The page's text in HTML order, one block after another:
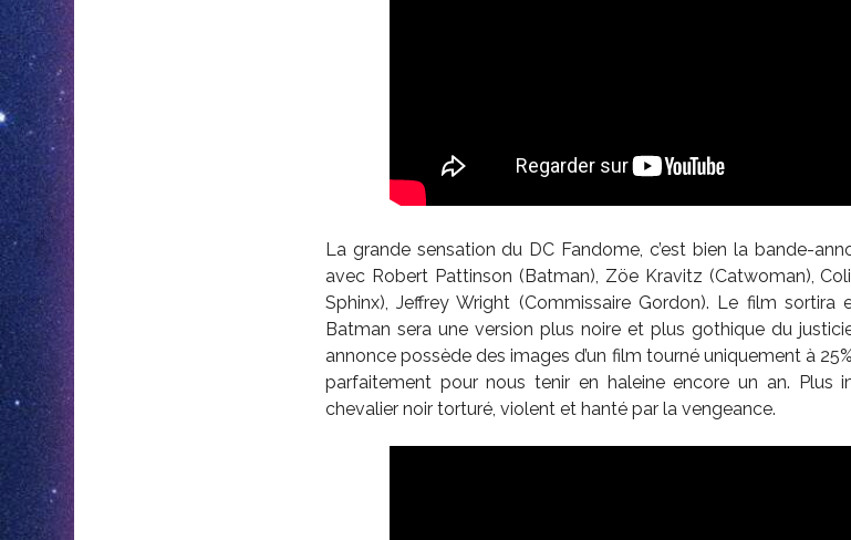
La grande sensation du DC Fandome, c’est bien la bande-
avec Robert Pattinson (Batman), Zöe Kravitz (Catwoman),
Sphinx), Jeffrey Wright (Commissaire Gordon). Le film
Batman sera une version plus noire et plus gothique du
annonce possède des images d’un film tourné uniquement à
parfaitement pour nous tenir en haleine encore un an. Plus
chevalier noir torturé, violent et hanté par la vengeance.